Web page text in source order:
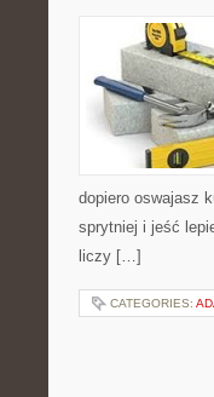
dopiero oswajasz
sprytniej i jeść
liczy […]
CATEGORIES: